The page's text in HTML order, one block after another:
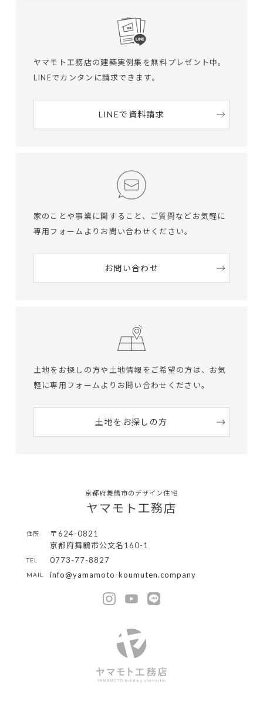
ヤマモト工務店の建築実例集を無料プレゼント中。
LINEでカンタンに請求できます。
LINEで資料請求
家のことや事業に関すること、ご質問など お気軽に
専用フォームよりお問い合わせください。
お問い合わせ
土地をお探しの方や土地情報をご希望の方は、 お気
軽に専用フォームよりお問い合わせください。
土地をお探しの方
京都府舞鶴市のデザイン住宅
ヤマモト工務店
住所
〒624-0821
京都府舞鶴市公文名160-1
TEL 0773-77-8827
MAIL info@yamamoto-koumuten.company